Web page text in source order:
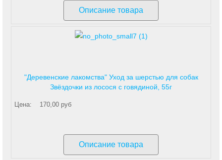
Описание товара
"Деревенские лакомства" Уход за шерстью для собак
Звёздочки из лосося с говядиной, 55г
Цена: 170,00 руб
Описание товара